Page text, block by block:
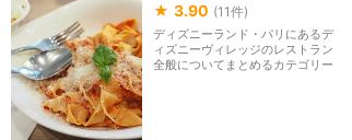
★ 3.90 (11件)
ディズニーランド・パリにあるデ
ィズニーヴィレッジのレストラン
全般についてまとめるカテゴリー